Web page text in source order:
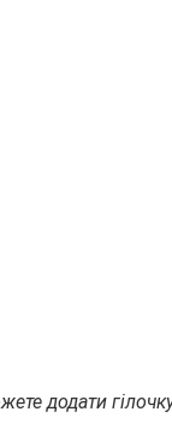
додати